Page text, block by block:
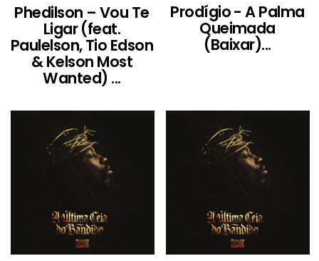
Phedilson – Vou Te
Ligar (feat.
Paulelson, Tio Edson
& Kelson Most
Wanted) ...
Prodígio - A Palma
Queimada
(Baixar)...